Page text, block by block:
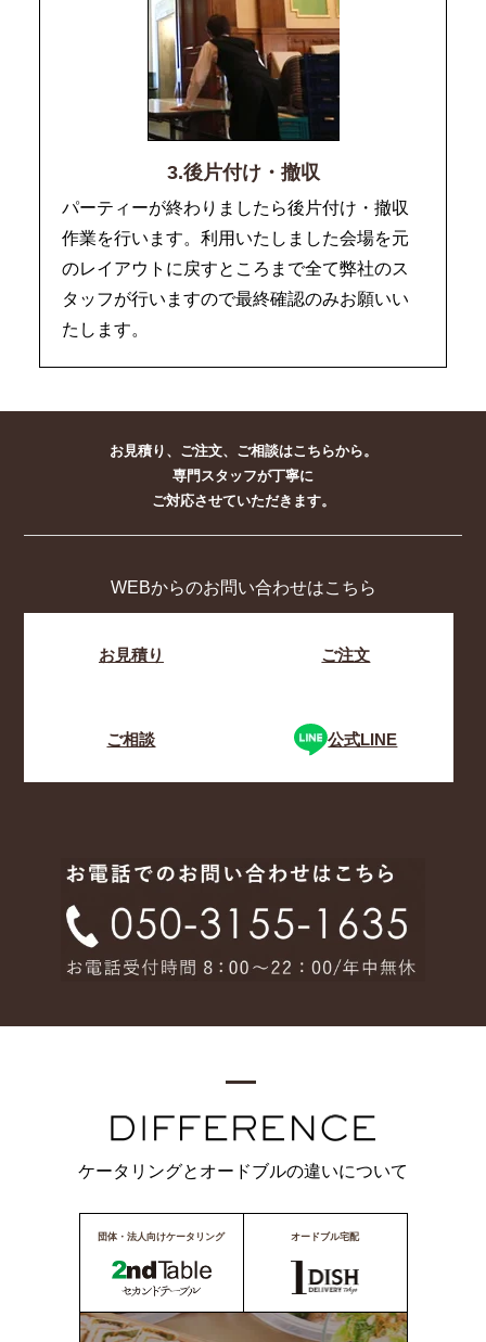
3.後片付け・撤収
パーティーが終わりましたら後片付け・撤収
作業を行います。利用いたしました会場を元
のレイアウトに戻すところまで全て弊社のス
タッフが行いますので最終確認のみお願いい
たします。
お見積り、ご注文、ご相談はこちらから。
専門スタッフが丁寧に
ご対応させていただきます。
WEBからのお問い合わせはこちら
お見積り ご注文
ご相談 公式LINE
ケータリングとオードブルの違いについて
団体・法人向けケータリング オードブル宅配